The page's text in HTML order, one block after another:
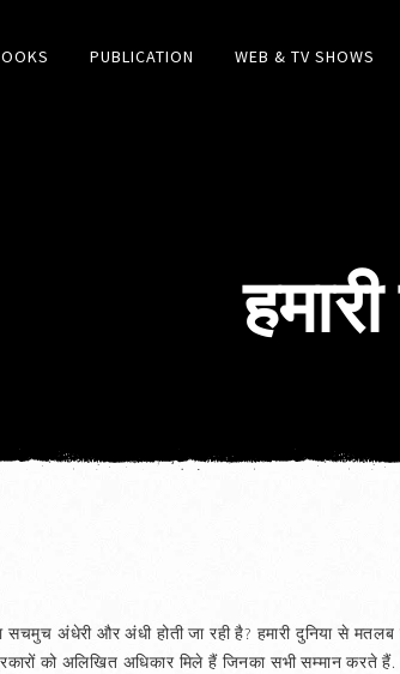
PUBLICATION WEB & TV SHOWS
सचमुच अंधेरी और अंधी होती जा रही है? हमारी दुनिया से
को अलिखित अधिकार मिले हैं जिनका सभी सम्मान करते हैं.